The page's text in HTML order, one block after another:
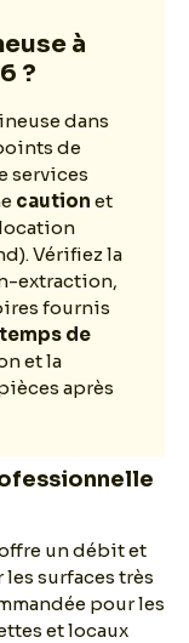
à
?
dans
de
services
caution et
Vérifiez la
extraction,
fournis
temps de
et la
après
un débit et
surfaces très
pour les
et locaux